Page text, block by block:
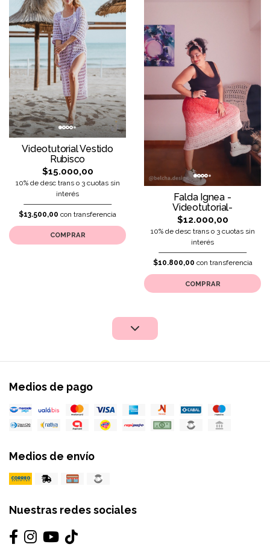
Videotutorial Vestido
Rubisco
$15.000,00
10% de desc trans o 3 cuotas sin
interés
$13.500,00 con transferencia
COMPRAR
Falda Ignea -
Videotutorial-
$12.000,00
10% de desc trans o 3 cuotas sin
interés
$10.800,00 con transferencia
COMPRAR
Medios de pago
Medios de envío
Nuestras redes sociales